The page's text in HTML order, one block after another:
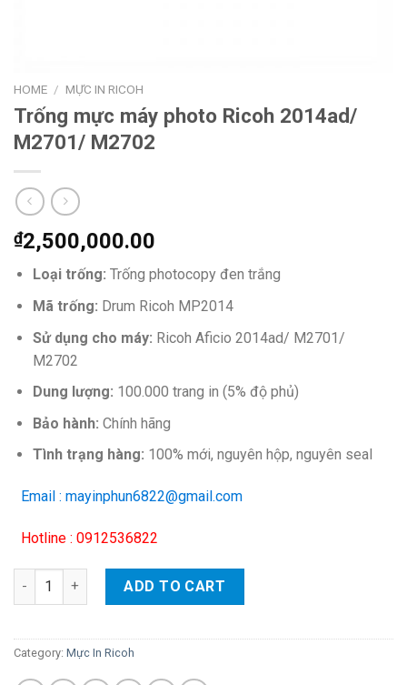
HOME / MỰC IN RICOH
Trống mực máy photo Ricoh 2014ad/
M2701/ M2702
₫2,500,000.00
Loại trống: Trống photocopy đen trắng
Mã trống: Drum Ricoh MP2014
Sử dụng cho máy: Ricoh Aficio 2014ad/ M2701/
M2702
Dung lượng: 100.000 trang in (5% độ phủ)
Bảo hành: Chính hãng
Tình trạng hàng: 100% mới, nguyên hộp, nguyên seal
Email : mayinphun6822@gmail.com
Hotline : 0912536822
Trống mực máy photo Ricoh 2014ad/ M2701/ M2702 quantity
ADD TO CART
Category: Mực In Ricoh